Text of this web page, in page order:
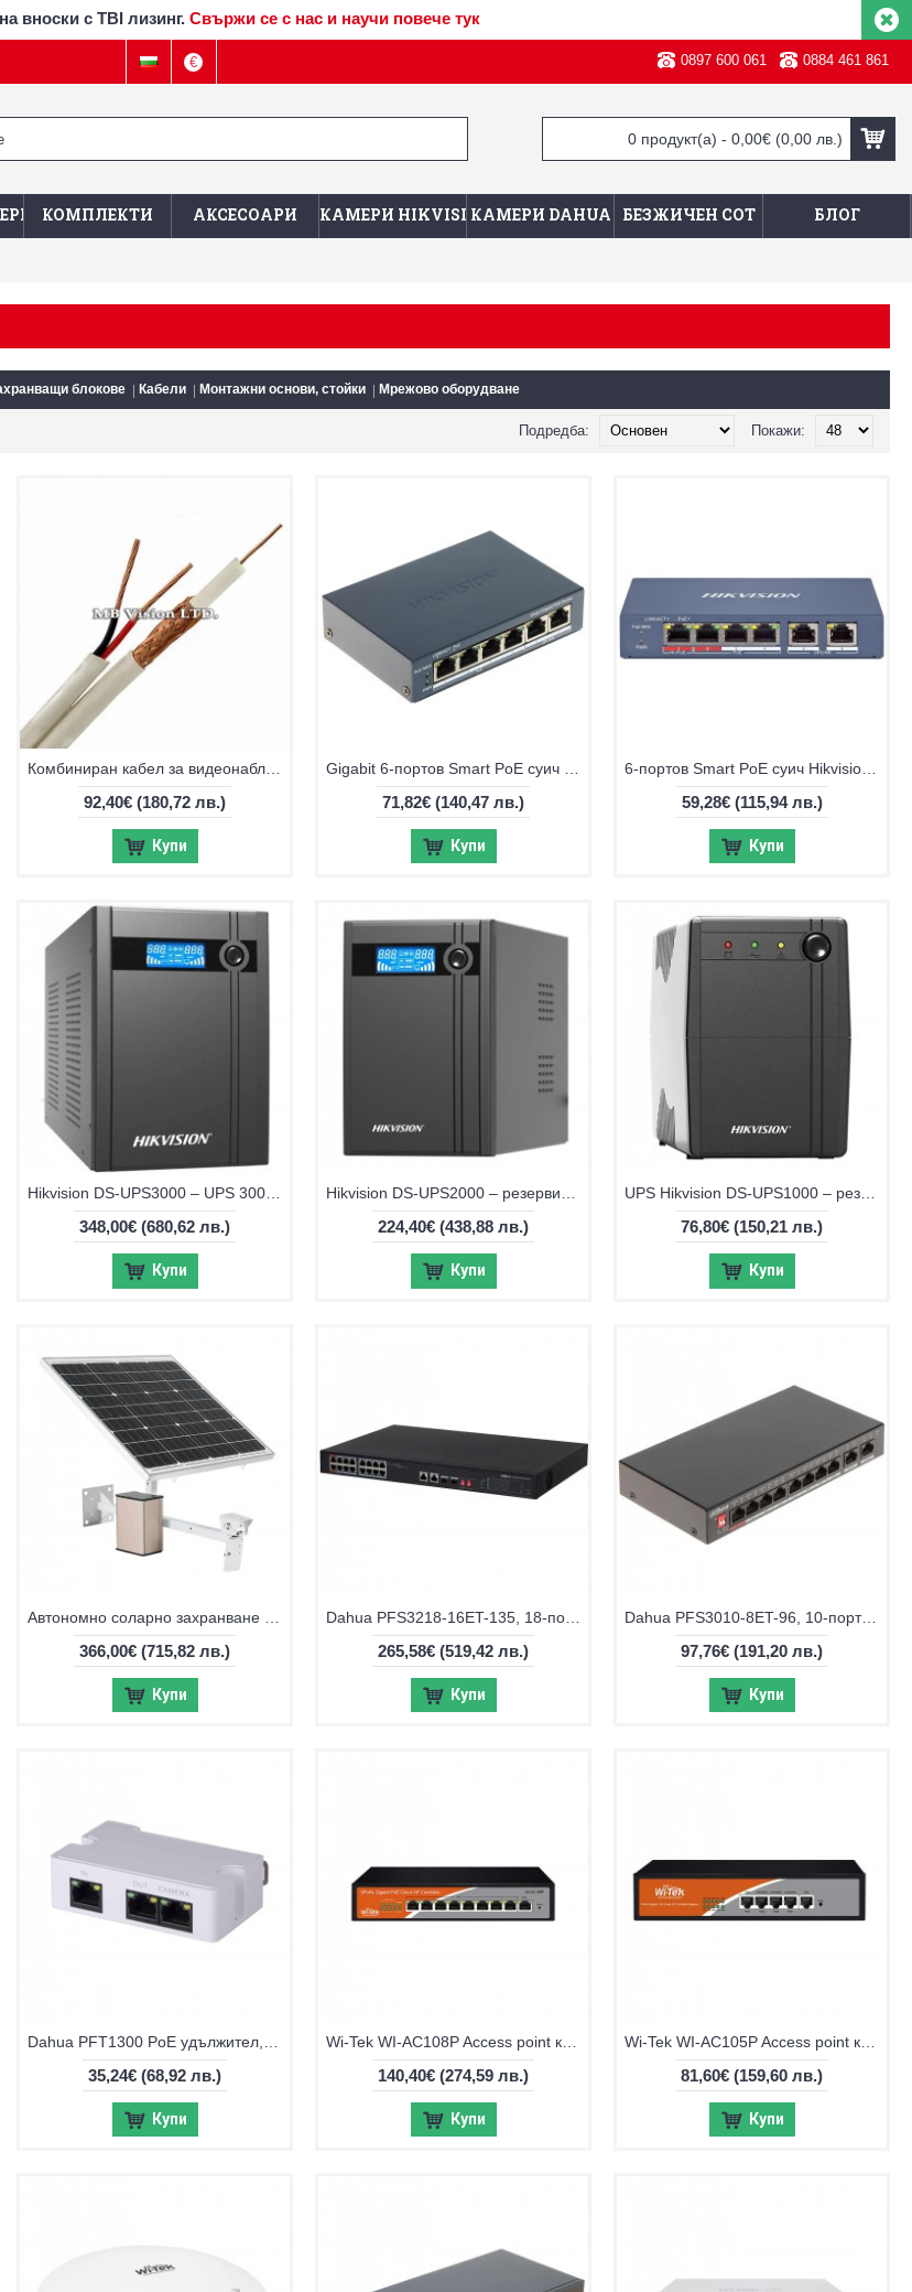
вноски с TBI лизинг. Свържи се с нас и научи повече тук
€ 0897 600 061 0884 461 861
0 продукт(а) - 0,00€(0,00 лв.)
КОМПЛЕКТИ АКСЕСОАРИ КАМЕРИ HIKVISIONКАМЕРИ DAHUA БЕЗЖИЧЕН СОТ БЛОГ
блокове Кабели Монтажни основи, стойки Мрежово оборудване
Покажи:
Подредба:
92,40€ (180,72 лв.)
Купи
71,82€ (140,47 лв.)
Купи
59,28€(115,94 лв.)
Купи
348,00€ (680,62 лв.)
Купи
224,40€ (438,88 лв.)
Купи
76,80€ (150,21 лв.)
Купи
366,00€ (715,82 лв.)
Купи
265,58€ (519,42 лв.)
Купи
Dahua PFS3010-8ET-96, 10-портов суич
97,76€ (191,20 лв.)
Купи
35,24€ (68,92 лв.)
Купи
140,40€ (274,59 лв.)
Купи
81,60€ (159,60 лв.)
Купи